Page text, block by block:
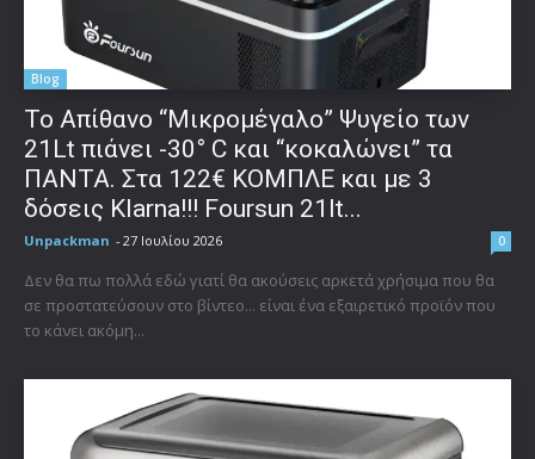
Blog
Το Απίθανο “Μικρομέγαλο” Ψυγείο των
21Lt πιάνει -30° C και “κοκαλώνει” τα
ΠΑΝΤΑ. Στα 122€ ΚΟΜΠΛΕ και με 3
δόσεις Klarna!!! Foursun 21lt...
Unpackman - 27 Ιουλίου 2026 0
Δεν θα πω πολλά εδώ γιατί θα ακούσεις αρκετά χρήσιμα που θα
σε προστατεύσουν στο βίντεο... είναι ένα εξαιρετικό προϊόν που
το κάνει ακόμη...